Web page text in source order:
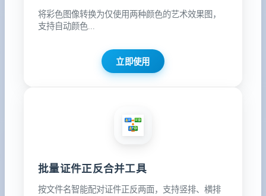
将彩色图像转换为仅使用两种颜色的艺术效果图，
支持自动颜色...
立即使用
批量证件正反合并工具
按文件名智能配对证件正反两面，支持竖排、横排